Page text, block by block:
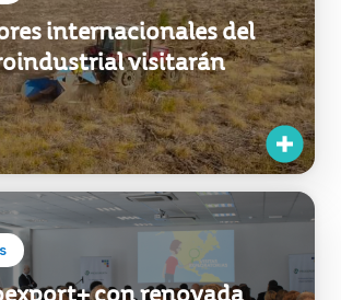
con renovada
de apoyo para
de las mipymes